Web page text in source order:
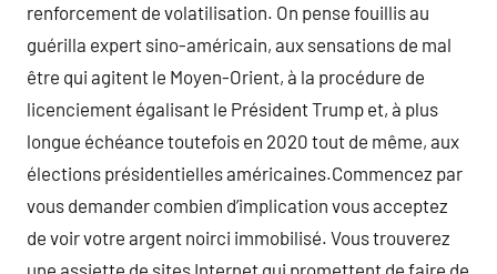
renforcement de volatilisation. On pense fouillis au
guérilla expert sino-américain, aux sensations de mal
être qui agitent le Moyen-Orient, à la procédure de
licenciement égalisant le Président Trump et, à plus
longue échéance toutefois en 2020 tout de même, aux
élections présidentielles américaines.Commencez par
vous demander combien d’implication vous acceptez
de voir votre argent noirci immobilisé. Vous trouverez
une assiette de sites Internet qui promettent de faire de